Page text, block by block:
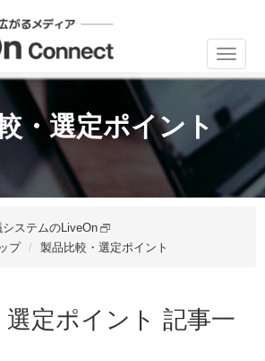
・選定ポイント
ステムのLiveOn
プ
製品比較・選定ポイント
選定ポイント 記事一